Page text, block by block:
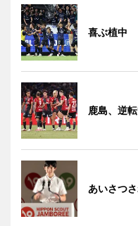
喜ぶ植中
鹿島、逆
あいさつ